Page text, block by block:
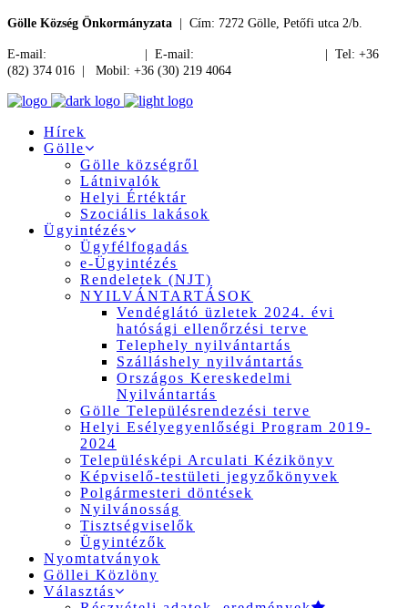
Gölle Község Önkormányzata | Cím: 7272 Gölle, Petőfi utca 2/b.
E-mail: | E-mail:
| Tel: +36
(82) 374 016 | Mobil: +36 (30) 219 4064
Hírek
Gölle
Gölle községről
Látnivalók
Helyi Értéktár
Szociális lakások
Ügyintézés
Ügyfélfogadás
e-Ügyintézés
Rendeletek (NJT)
NYILVÁNTARTÁSOK
Vendéglátó üzletek 2024. évi
hatósági ellenőrzési terve
Telephely nyilvántartás
Szálláshely nyilvántartás
Országos Kereskedelmi
Nyilvántartás
Gölle Településrendezési terve
Helyi Esélyegyenlőségi Program 2019-
2024
Településképi Arculati Kézikönyv
Képviselő-testületi jegyzőkönyvek
Polgármesteri döntések
Nyilvánosság
Tisztségviselők
Ügyintézők
Nyomtatványok
Göllei Közlöny
Választás